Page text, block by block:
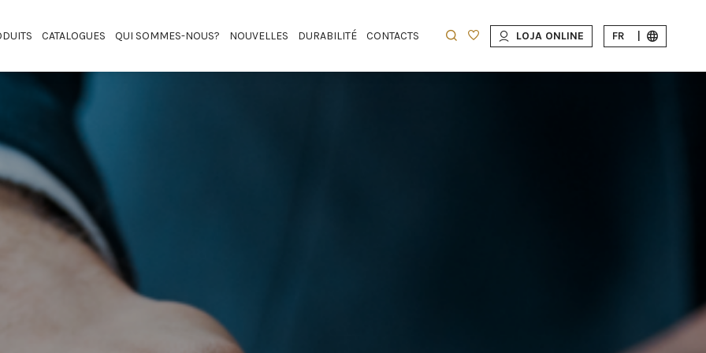
CATALOGUES QUI SOMMES-NOUS? NOUVELLES DURABILITÉ CONTACTS LOJA ONLINE FR